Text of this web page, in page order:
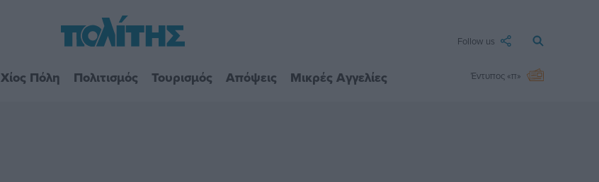
Follow us
Χίος Πόλη Πολιτισμός Τουρισμός Απόψεις Μικρές Αγγελίες Έντυπος «π»